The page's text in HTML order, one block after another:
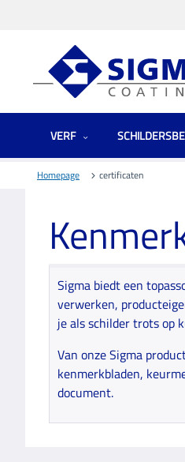
VERF
Homepage certificaten
Sigma biedt een
verwerken,
je als schilder trots op
Van onze Sigma
kenmerkbladen,
document.